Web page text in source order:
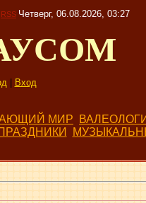
RSS Четверг, 06.08.2026, 03:27
| Вход
МИР